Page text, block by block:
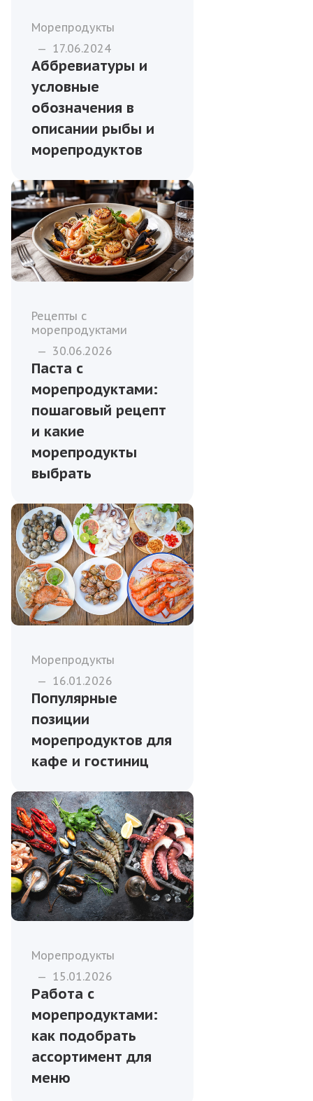
Морепродукты
— 17.06.2024
Аббревиатуры и
условные
обозначения в
описании рыбы и
морепродуктов
Рецепты с
морепродуктами
— 30.06.2026
Паста с
морепродуктами:
пошаговый рецепт
и какие
морепродукты
выбрать
Морепродукты
— 16.01.2026
Популярные
позиции
морепродуктов для
кафе и гостиниц
Морепродукты
— 15.01.2026
Работа с
морепродуктами:
как подобрать
ассортимент для
меню